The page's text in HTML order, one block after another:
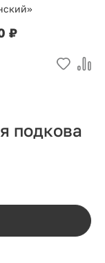
₽
подкова